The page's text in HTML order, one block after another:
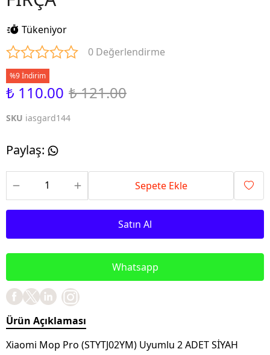
Tükeniyor
0 Değerlendirme
%9 İndirim
₺ 110.00 ₺ 121.00
SKU iasgard144
Paylaş:
Sepete Ekle
Satın Al
Whatsapp
Ürün Açıklaması
Xiaomi Mop Pro (STYTJ02YM) Uyumlu 2 ADET SİYAH